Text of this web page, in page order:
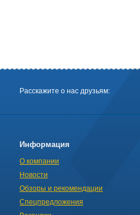
Расскажите о нас друзьям:
Информация
О компании
Новости
Обзоры и рекомендации
Спецпредложения